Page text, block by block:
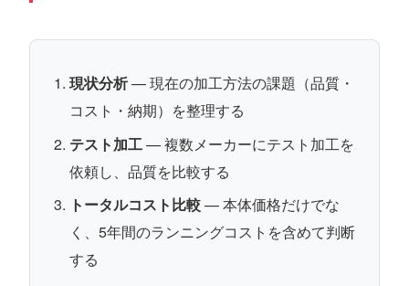
現状分析— 現在の加工方法の課題（品質・
コスト・納期）を整理する
テスト加工— 複数メーカーにテスト加工を
依頼し、品質を比較する
トータルコスト比較— 本体価格だけでな
く、5年間のランニングコストを含めて判断
する